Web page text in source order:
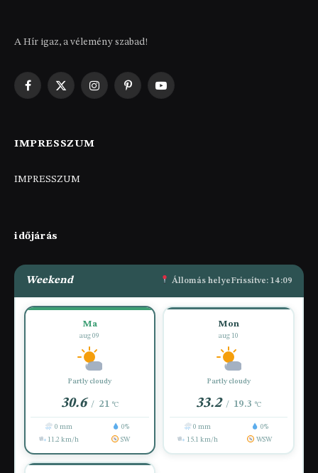
A Hír igaz, a vélemény szabad!
Facebook
X
InstagramPinterestYouTube
IMPRESSZUM
IMPRESSZUM
időjárás
Weekend Állomás helyeFrissítve: 14:09
Ma
aug 09
Partly cloudy
30.6 / 21 °C
0 mm
0%
11.2 km/h
SW
Mon
aug 10
Partly cloudy
33.2 / 19.3 °C
0 mm
0%
15.1 km/h
WSW